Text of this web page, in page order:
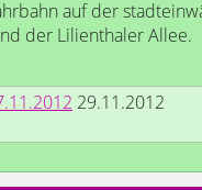
auf der
der Lilienthaler Allee.
29.11.2012